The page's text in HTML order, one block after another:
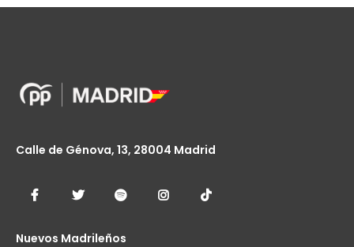
Calle de Génova, 13, 28004 Madrid
Nuevos Madrileños